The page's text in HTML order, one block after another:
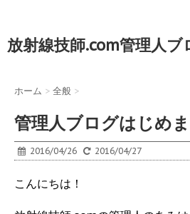
放射線技師.com管理人ブ
ホーム > 全般 >
管理人ブログはじめ
2016/04/26 2016/04/27
こんにちは！